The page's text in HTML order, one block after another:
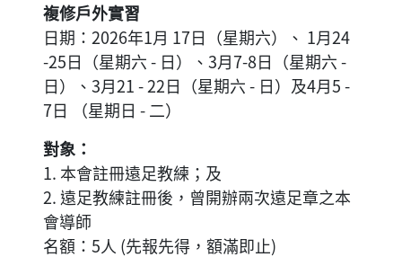
複修戶外實習
日期：2026年1月 17日（星期六）、 1月24
-25日（星期六 - 日）、3月7-8日（星期六 -
日）、3月21 - 22日（星期六 - 日）及4月5 -
7日 （星期日 - 二）
對象：
1. 本會註冊遠足教練；及
2. 遠足教練註冊後，曾開辦兩次遠足章之本
會導師
名額：5人 (先報先得，額滿即止)